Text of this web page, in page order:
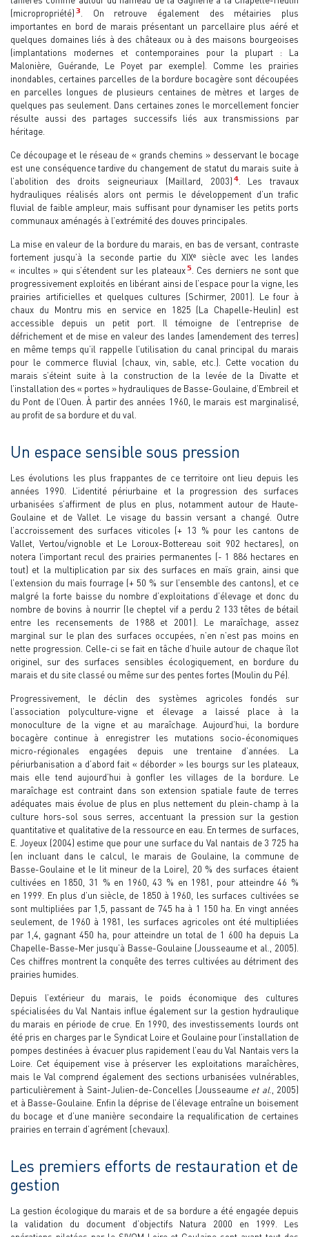
(micropropriété) 3. On retrouve également des métairies plus
importantes en bord de marais présentant un parcellaire plus aéré et
quelques domaines liés à des châteaux ou à des maisons bourgeoises
(implantations modernes et contemporaines pour la plupart : La
Malonière, Guérande, Le Poyet par exemple). Comme les prairies
inondables, certaines parcelles de la bordure bocagère sont découpées
en parcelles longues de plusieurs centaines de mètres et larges de
quelques pas seulement. Dans certaines zones le morcellement foncier
résulte aussi des partages successifs liés aux transmissions par
héritage.
Ce découpage et le réseau de « grands chemins » desservant le bocage
est une conséquence tardive du changement de statut du marais suite à
l’abolition des droits seigneuriaux (Maillard, 2003) 4. Les travaux
hydrauliques réalisés alors ont permis le développement d’un trafic
fluvial de faible ampleur, mais suffisant pour dynamiser les petits ports
communaux aménagés à l’extrémité des douves principales.
La mise en valeur de la bordure du marais, en bas de versant, contraste
fortement jusqu’à la seconde partie du XIXe
siècle avec les landes
« incultes » qui s’étendent sur les plateaux 5. Ces derniers ne sont que
progressivement exploités en libérant ainsi de l’espace pour la vigne, les
prairies artificielles et quelques cultures (Schirmer, 2001). Le four à
chaux du Montru mis en service en 1825 (La Chapelle-Heulin) est
accessible depuis un petit port. Il témoigne de l’entreprise de
défrichement et de mise en valeur des landes (amendement des terres)
en même temps qu’il rappelle l’utilisation du canal principal du marais
pour le commerce fluvial (chaux, vin, sable, etc.). Cette vocation du
marais s’éteint suite à la construction de la levée de la Divatte et
l’installation des « portes » hydrauliques de Basse-Goulaine, d’Embreil et
du Pont de l’Ouen. À partir des années 1960, le marais est marginalisé,
au profit de sa bordure et du val.
Un espace sensible sous pression
Les évolutions les plus frappantes de ce territoire ont lieu depuis les
années 1990. L’identité périurbaine et la progression des surfaces
urbanisées s’affirment de plus en plus, notamment autour de Haute-
Goulaine et de Vallet. Le visage du bassin versant a changé. Outre
l’accroissement des surfaces viticoles (+ 13 % pour les cantons de
Vallet, Vertou/vignoble et Le Loroux-Bottereau soit 902 hectares), on
notera l’important recul des prairies permanentes (- 1 886 hectares en
tout) et la multiplication par six des surfaces en maïs grain, ainsi que
l’extension du maïs fourrage (+ 50 % sur l’ensemble des cantons), et ce
malgré la forte baisse du nombre d’exploitations d’élevage et donc du
nombre de bovins à nourrir (le cheptel vif a perdu 2 133 têtes de bétail
entre les recensements de 1988 et 2001). Le maraîchage, assez
marginal sur le plan des surfaces occupées, n’en n’est pas moins en
nette progression. Celle-ci se fait en tâche d’huile autour de chaque îlot
originel, sur des surfaces sensibles écologiquement, en bordure du
marais et du site classé ou même sur des pentes fortes (Moulin du Pé).
Progressivement, le déclin des systèmes agricoles fondés sur
l’association polyculture-vigne et élevage a laissé place à la
monoculture de la vigne et au maraîchage. Aujourd’hui, la bordure
bocagère continue à enregistrer les mutations socio-économiques
micro-régionales engagées depuis une trentaine d’années. La
périurbanisation a d’abord fait « déborder » les bourgs sur les plateaux,
mais elle tend aujourd’hui à gonfler les villages de la bordure. Le
maraîchage est contraint dans son extension spatiale faute de terres
adéquates mais évolue de plus en plus nettement du plein-champ à la
culture hors-sol sous serres, accentuant la pression sur la gestion
quantitative et qualitative de la ressource en eau. En termes de surfaces,
E. Joyeux (2004) estime que pour une surface du Val nantais de 3 725 ha
(en incluant dans le calcul, le marais de Goulaine, la commune de
Basse-Goulaine et le lit mineur de la Loire), 20 % des surfaces étaient
cultivées en 1850, 31 % en 1960, 43 % en 1981, pour atteindre 46 %
en 1999. En plus d’un siècle, de 1850 à 1960, les surfaces cultivées se
sont multipliées par 1,5, passant de 745 ha à 1 150 ha. En vingt années
seulement, de 1960 à 1981, les surfaces agricoles ont été multipliées
par 1,4, gagnant 450 ha, pour atteindre un total de 1 600 ha depuis La
Chapelle-Basse-Mer jusqu’à Basse-Goulaine (Jousseaume et al., 2005).
Ces chiffres montrent la conquête des terres cultivées au détriment des
prairies humides.
Depuis l’extérieur du marais, le poids économique des cultures
spécialisées du Val Nantais influe également sur la gestion hydraulique
du marais en période de crue. En 1990, des investissements lourds ont
été pris en charges par le Syndicat Loire et Goulaine pour l’installation de
pompes destinées à évacuer plus rapidement l’eau du Val Nantais vers la
Loire. Cet équipement vise à préserver les exploitations maraîchères,
mais le Val comprend également des sections urbanisées vulnérables,
particulièrement à Saint-Julien-de-Concelles (Jousseaume et al., 2005)
et à Basse-Goulaine. Enfin la déprise de l’élevage entraîne un boisement
du bocage et d’une manière secondaire la requalification de certaines
prairies en terrain d’agrément (chevaux).
Les premiers efforts de restauration et de
gestion
La gestion écologique du marais et de sa bordure a été engagée depuis
la validation du document d’objectifs Natura 2000 en 1999. Les